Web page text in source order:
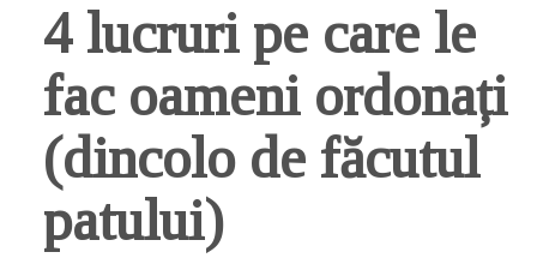
CASA
HOBBY
DOWNLOAD
4 lucruri pe care le
fac oameni ordonați
(dincolo de făcutul
patului)